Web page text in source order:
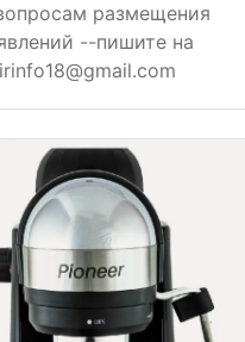
размещения
--пишите на